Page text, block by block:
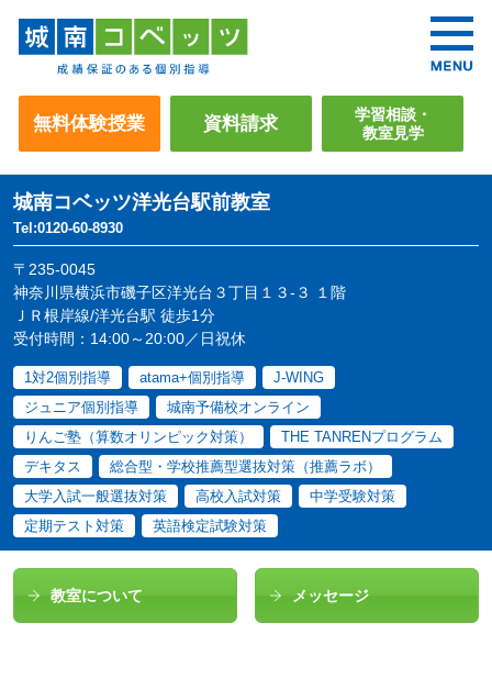
無料体験授業 資料請求
学習相談・
教室見学
城南コベッツ洋光台駅前教室
Tel:0120-60-8930
〒235-0045
神奈川県横浜市磯子区洋光台３丁目１３-３ １階
ＪＲ根岸線/洋光台駅 徒歩1分
受付時間：14:00～20:00／日祝休
1対2個別指導 atama+個別指導
J-WING
ジュニア個別指導
城南予備校オンライン
りんご塾（算数オリンピック対策）
THE TANRENプログラム
デキタス
総合型・学校推薦型選抜対策（推薦ラボ）
大学入試一般選抜対策
高校入試対策
中学受験対策
定期テスト対策
英語検定試験対策
教室について メッセージ